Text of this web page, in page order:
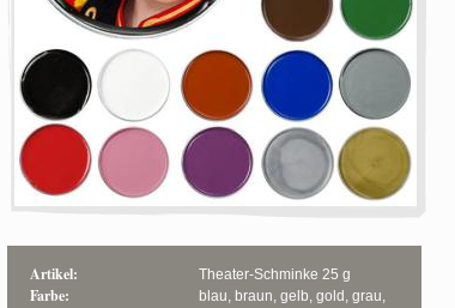
Artikel: Theater-Schminke 25 g
Farbe:
blau, braun, gelb, gold, grau,